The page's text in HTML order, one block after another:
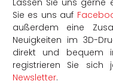
Sie es uns auf
außerdem eine
Neuigkeiten im 3D-
direkt und bequem
registrieren Sie sich
Newsletter.